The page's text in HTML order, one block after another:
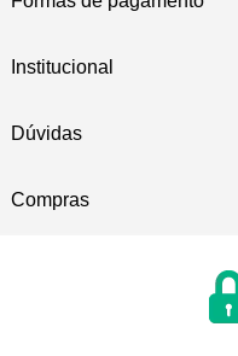
Institucional
Dúvidas
Compras